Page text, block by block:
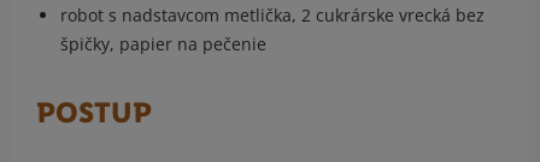
robot s nadstavcom metlička, 2 cukrárske vrecká bez
špičky, papier na pečenie
POSTUP